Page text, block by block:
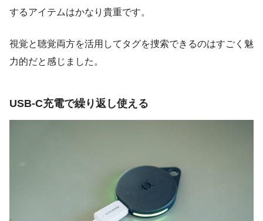
するアイテムはかなり貴重です。
視覚と聴覚両方を活用してタグを捜索できるのはすごく魅
力的だと感じました。
USB-C充電で繰り返し使える